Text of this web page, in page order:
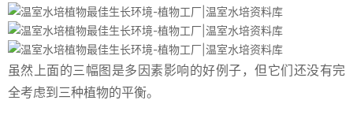
虽然上面的三幅图是多因素影响的好例子，但它们还没有完
全考虑到三种植物的平衡。